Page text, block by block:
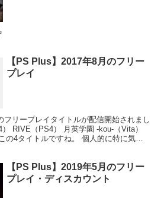
【PS Plus】2017年8月のフリー
プレイ
フリープレイタイトルが配信開始されまし
RIVE（PS4） 月英学園 -kou-（Vita）
の4タイトルですね。 個人的に特に気に
【PS Plus】2019年5月のフリー
プレイ・ディスカウント